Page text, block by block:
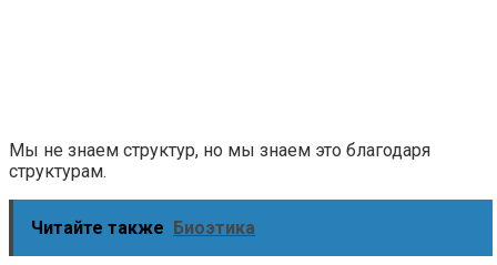
Мы не знаем структур, но мы знаем это благодаря
структурам.
Читайте также Биоэтика